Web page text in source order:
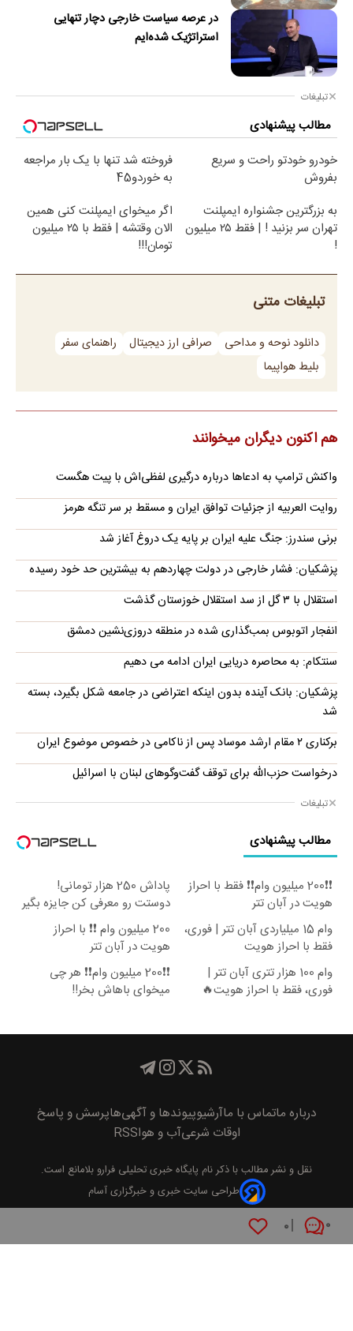
۰ ۰
در عرصه سیاست خارجی دچار تنهایی
استراتژیک شده‌ایم
تبلیغات
مطالب پیشنهادی
خودرو خودتو راحت و سریع
بفروش
فروخته شد تنها با یک بار مراجعه
به خوردو45
به بزرگترین جشنواره ایمپلنت
تهران سر بزنید ! | فقط ۲۵ میلیون
!
اگر میخوای ایمپلنت کنی همین
الان وقتشه | فقط با ۲۵ میلیون
تومان!!!
تبلیغات متنی
دانلود نوحه و مداحی صرافی ارز دیجیتال
راهنمای سفر
بلیط هواپیما
هم اکنون دیگران میخوانند
واکنش ترامپ به ادعاها درباره درگیری لفظی‌اش با پیت هگست
روایت العربیه از جزئیات توافق ایران و مسقط بر سر تنگه هرمز
برنی سندرز: جنگ علیه ایران بر پایه یک دروغ آغاز شد
پزشکیان: فشار خارجی در دولت چهاردهم به بیشترین حد خود رسیده
استقلال با ۳ گل از سد استقلال خوزستان گذشت
انفجار اتوبوس بمب‌گذاری شده در منطقه دروزی‌نشین دمشق
سنتکام: به محاصره دریایی ایران ادامه می دهیم
پزشکیان: بانک آینده بدون اینکه اعتراضی در جامعه شکل بگیرد، بسته
شد
برکناری ۲ مقام ارشد موساد پس از ناکامی در خصوص موضوع ایران
درخواست حزب‌الله برای توقف گفت‌وگوهای لبنان با اسرائیل
تبلیغات
مطالب پیشنهادی
❗❗200 میلیون وام❗❗ فقط با احراز
هویت در آبان تتر
پاداش 250 هزار تومانی!
دوستت رو معرفی کن جایزه بگیر
😍
وام 15 میلیاردی آبان تتر | فوری،
فقط با احراز هویت
200 میلیون وام ❗❗ با احراز
هویت در آبان تتر
وام 100 هزار تتری آبان تتر |
فوری، فقط با احراز هویت🔥
❗❗200 میلیون وام❗❗ هر چی
میخوای باهاش بخر!!
درباره ماتماس با ماآرشیوپیوند‌ها و آگهی‌هاپرسش و پاسخ
اوقات شرعیآب و هواRSS
نقل و نشر مطالب با ذکر نام پايگاه خبری تحليلی فرارو بلامانع است.
طراحی سایت خبری و خبرگزاری آسام